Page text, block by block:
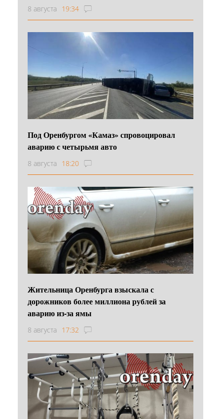
8 августа 19:34
Под Оренбургом «Камаз» спровоцировал
аварию с четырьмя авто
8 августа 18:20
Жительница Оренбурга взыскала с
дорожников более миллиона рублей за
аварию из-за ямы
8 августа 17:32